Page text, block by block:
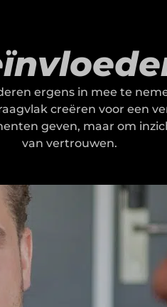
ergens in mee te
creëren voor een
geven, maar om
van vertrouwen.